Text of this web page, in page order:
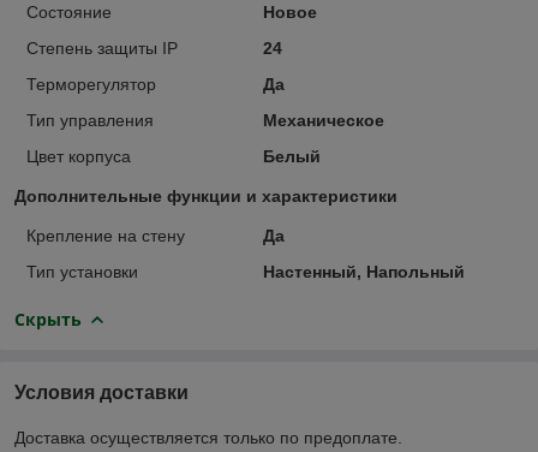
Состояние
Новое
Степень защиты IP
24
Терморегулятор
Да
Тип управления
Механическое
Цвет корпуса
Белый
Дополнительные функции и характеристики
Крепление на стену
Да
Тип установки
Настенный, Напольный
Скрыть
Условия доставки
Доставка осуществляется только по предоплате.